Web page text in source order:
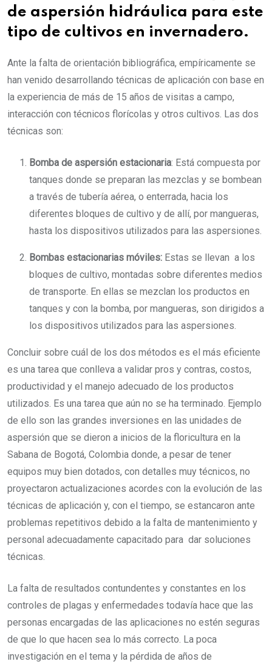
de aspersión hidráulica para este
tipo de cultivos en invernadero.
Ante la falta de orientación bibliográfica, empíricamente se
han venido desarrollando técnicas de aplicación con base en
la experiencia de más de 15 años de visitas a campo,
interacción con técnicos florícolas y otros cultivos. Las dos
técnicas son:
Bomba de aspersión estacionaria: Está compuesta por
tanques donde se preparan las mezclas y se bombean
a través de tubería aérea, o enterrada, hacia los
diferentes bloques de cultivo y de allí, por mangueras,
hasta los dispositivos utilizados para las aspersiones.
Bombas estacionarias móviles: Estas se llevan a los
bloques de cultivo, montadas sobre diferentes medios
de transporte. En ellas se mezclan los productos en
tanques y con la bomba, por mangueras, son dirigidos a
los dispositivos utilizados para las aspersiones.
Concluir sobre cuál de los dos métodos es el más eficiente
es una tarea que conlleva a validar pros y contras, costos,
productividad y el manejo adecuado de los productos
utilizados. Es una tarea que aún no se ha terminado. Ejemplo
de ello son las grandes inversiones en las unidades de
aspersión que se dieron a inicios de la floricultura en la
Sabana de Bogotá, Colombia donde, a pesar de tener
equipos muy bien dotados, con detalles muy técnicos, no
proyectaron actualizaciones acordes con la evolución de las
técnicas de aplicación y, con el tiempo, se estancaron ante
problemas repetitivos debido a la falta de mantenimiento y
personal adecuadamente capacitado para dar soluciones
técnicas.
La falta de resultados contundentes y constantes en los
controles de plagas y enfermedades todavía hace que las
personas encargadas de las aplicaciones no estén seguras
de que lo que hacen sea lo más correcto. La poca
investigación en el tema y la pérdida de años de